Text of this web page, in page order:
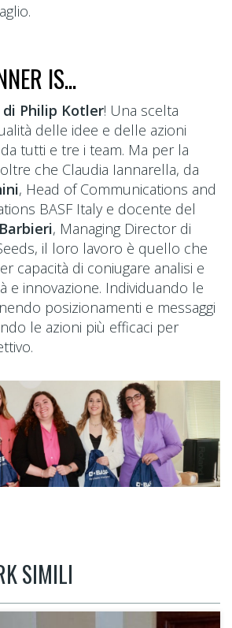
IS...
di Philip Kotler! Una scelta
delle idee e delle azioni
tutti e tre i team. Ma per la
che Claudia Iannarella, da
, Head of Communications and
BASF Italy e docente del
, Managing Director di
il loro lavoro è quello che
capacità di coniugare analisi e
e innovazione. Individuando le
posizionamenti e messaggi
le azioni più efficaci per
SIMILI